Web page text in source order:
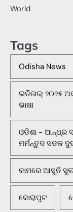
World
Tags
Odisha News
ଇଡିତାଲ୍ ୨୦୨୫
ଭାଷା
ଓଡିଶା - ଆନ୍ଧ୍ର
ମର୍ମନ୍ତୁଦ ସଡକ
କାମରେ ଆସୁନି
କୋରାପୁଟ